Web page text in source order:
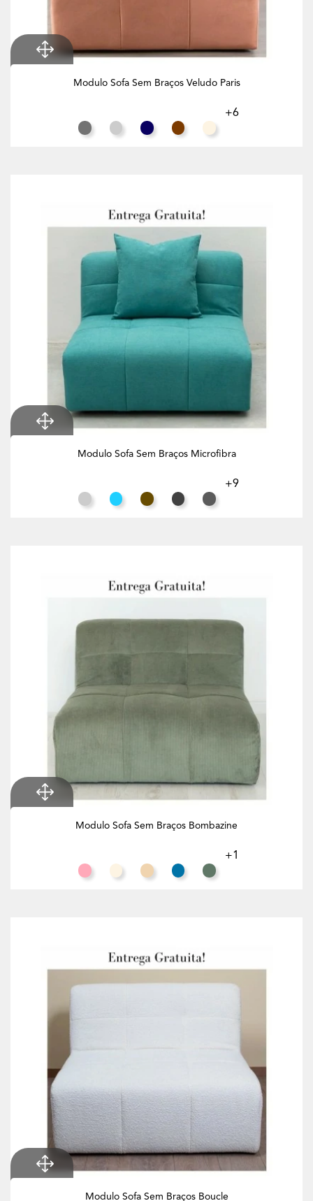
Modulo Sofa Sem Braços Veludo Paris
Cinza RatoCinza ClaroAzul NoiteChocolateBranco Creme
+6
Modulo Sofa Sem Braços Microfibra
Cinza ClaroAzul Turquesa
Tabaco Preto Cinzento
+9
Modulo Sofa Sem Braços Bombazine
Salmão Branco Creme
Toffee Azul Celeste
Eucalipto
+1
Modulo Sofa Sem Braços Boucle